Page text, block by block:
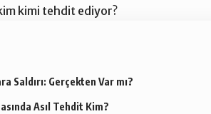
kimi tehdit ediyor?
Saldırı: Gerçekten Var mı?
Asıl Tehdit Kim?